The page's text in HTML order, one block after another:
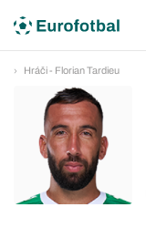
Hráči - Florian Tardieu